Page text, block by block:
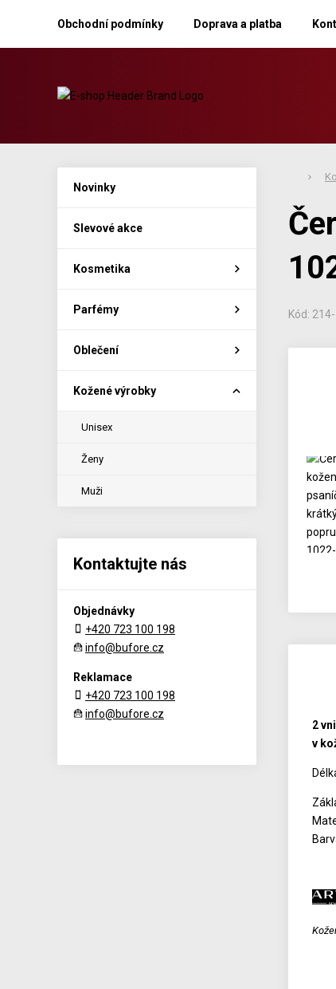
Obchodní podmínky Doprava a platba
Kód:
2
v
Novinky
Slevové akce
Kosmetika
Parfémy
Oblečení
Kožené výrobky
Unisex
Ženy
Muži
Kontaktujte nás
Objednávky
+420 723 100 198
info@bufore.cz
Reklamace
+420 723 100 198
info@bufore.cz